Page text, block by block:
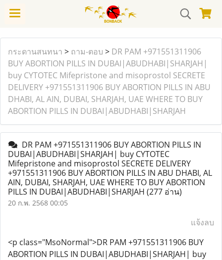
กระดานสนทนา > ถาม-ตอบ > DR PAM +971551311906
BUY ABORTION PILLS IN DUBAI|ABUDHABI|SHARJAH|
buy CYTOTEC Mifepristone and misoprostol SECRETE
DELIVERY +971551311906 BUY ABORTION PILLS IN ABU
DHABI, AL AIN, DUBAI, SHARJAH, UAE WHERE TO BUY
ABORTION PILLS IN DUBAI|ABUDHABI|SHARJAH
DR PAM +971551311906 BUY ABORTION PILLS IN
DUBAI|ABUDHABI|SHARJAH| buy CYTOTEC
Mifepristone and misoprostol SECRETE DELIVERY
+971551311906 BUY ABORTION PILLS IN ABU DHABI, AL
AIN, DUBAI, SHARJAH, UAE WHERE TO BUY ABORTION
PILLS IN DUBAI|ABUDHABI|SHARJAH (277 อ่าน)
20 ก.พ. 2568 00:05
แจ้งลบ
<p class="MsoNormal">DR PAM +971551311906 BUY
ABORTION PILLS IN DUBAI|ABUDHABI|SHARJAH| buy